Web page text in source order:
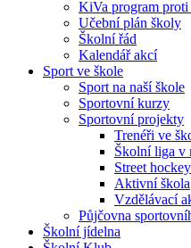
KiVa program proti
Učební plán školy
Školní řád
Kalendář akcí
Sport ve škole
Sport na naší škole
Sportovní kurzy
Sportovní projekty
Trenéři ve
Školní liga v
Street hockey
Aktivní škola
Vzdělávací
Půjčovna
Školní jídelna